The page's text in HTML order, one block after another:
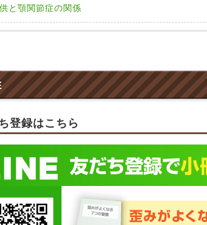
と顎関節症の関係
登録はこちら